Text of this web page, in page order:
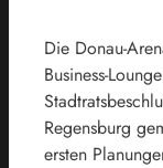
Die Donau-
Business-
Regensburg
ersten